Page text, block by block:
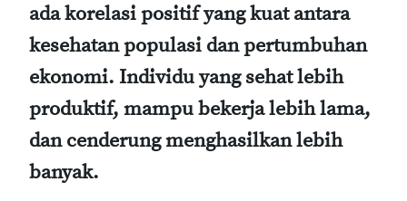
ada korelasi positif yang kuat antara
kesehatan populasi dan pertumbuhan
ekonomi. Individu yang sehat lebih
produktif, mampu bekerja lebih lama,
dan cenderung menghasilkan lebih
banyak.